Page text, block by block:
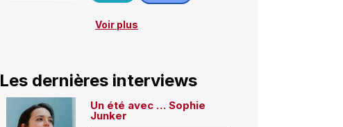
Voir plus
Les dernières interviews
Un été avec … Sophie
Junker